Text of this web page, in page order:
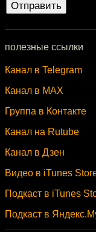
полезные ссылки
Канал в Telegram
Канал в MAX
Группа в Контакте
Канал на Rutube
Канал в Дзен
Видео в iTunes
Подкаст в iTunes
Подкаст в